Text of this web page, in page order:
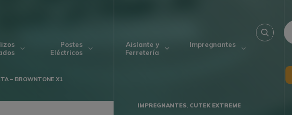
Postes
Eléctricos
Aislante y
Ferretería
Impregnantes
– BROWNTONE X1
IMPREGNANTES CUTEK EXTREME